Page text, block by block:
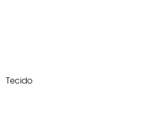
Tecido